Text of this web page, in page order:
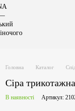
Головна Каталог
Сіра
В наявності Артикул: